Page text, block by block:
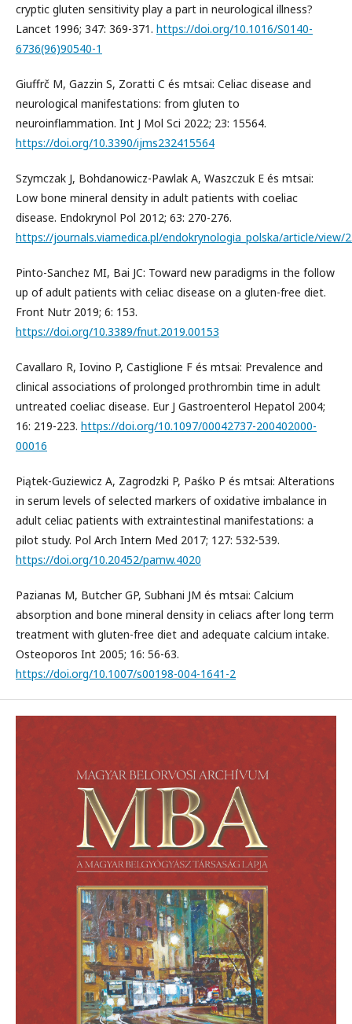
cryptic gluten sensitivity play a part in neurological illness?
Lancet 1996; 347: 369-371. https://doi.org/10.1016/S0140-
6736(96)90540-1
Giuffrč M, Gazzin S, Zoratti C és mtsai: Celiac disease and
neurological manifestations: from gluten to
neuroinflammation. Int J Mol Sci 2022; 23: 15564.
https://doi.org/10.3390/ijms232415564
Szymczak J, Bohdanowicz-Pawlak A, Waszczuk E és mtsai:
Low bone mineral density in adult patients with coeliac
disease. Endokrynol Pol 2012; 63: 270-276.
https://journals.viamedica.pl/endokrynologia_polska/article/view/
Pinto-Sanchez MI, Bai JC: Toward new paradigms in the follow
up of adult patients with celiac disease on a gluten-free diet.
Front Nutr 2019; 6: 153.
https://doi.org/10.3389/fnut.2019.00153
Cavallaro R, Iovino P, Castiglione F és mtsai: Prevalence and
clinical associations of prolonged prothrombin time in adult
untreated coeliac disease. Eur J Gastroenterol Hepatol 2004;
16: 219-223. https://doi.org/10.1097/00042737-200402000-
00016
Piątek-Guziewicz A, Zagrodzki P, Paśko P és mtsai: Alterations
in serum levels of selected markers of oxidative imbalance in
adult celiac patients with extraintestinal manifestations: a
pilot study. Pol Arch Intern Med 2017; 127: 532-539.
https://doi.org/10.20452/pamw.4020
Pazianas M, Butcher GP, Subhani JM és mtsai: Calcium
absorption and bone mineral density in celiacs after long term
treatment with gluten-free diet and adequate calcium intake.
Osteoporos Int 2005; 16: 56-63.
https://doi.org/10.1007/s00198-004-1641-2